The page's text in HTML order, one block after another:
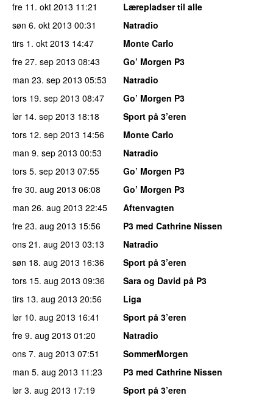
fre 11. okt 2013 11:21
Lærepladser til alle
søn 6. okt 2013 00:31
Natradio
tirs 1. okt 2013 14:47
Monte Carlo
fre 27. sep 2013 08:43
Go’ Morgen P3
man 23. sep 2013 05:53
Natradio
tors 19. sep 2013 08:47
Go’ Morgen P3
lør 14. sep 2013 18:18
Sport på 3’eren
tors 12. sep 2013 14:56
Monte Carlo
man 9. sep 2013 00:53
Natradio
tors 5. sep 2013 07:55
Go’ Morgen P3
fre 30. aug 2013 06:08
Go’ Morgen P3
man 26. aug 2013 22:45
Aftenvagten
fre 23. aug 2013 15:56
P3 med Cathrine Nissen
ons 21. aug 2013 03:13
Natradio
søn 18. aug 2013 16:36
Sport på 3’eren
tors 15. aug 2013 09:36
Sara og David på P3
tirs 13. aug 2013 20:56
Liga
lør 10. aug 2013 16:41
Sport på 3’eren
fre 9. aug 2013 01:20
Natradio
ons 7. aug 2013 07:51
SommerMorgen
man 5. aug 2013 11:23
P3 med Cathrine Nissen
lør 3. aug 2013 17:19
Sport på 3’eren